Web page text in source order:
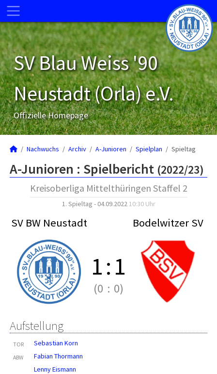
SV Blau Weiss '90
Neustadt (Orla) e.V.
Offizielle Homepage
Nachwuchs Archiv A-Junioren Spielplan Spieltag
A-Junioren : Spielbericht (2022/23)
Kreisoberliga Mittelthüringen Staffel 2
1. Spieltag - 04.09.2022 10:30 Uhr
SV BW Neustadt Bodelwitzer SV
1:1
(0 : 0)
Aufstellung
TOR Sebastian Korn
ABW
Fabian Thormann
Lenny Eismann